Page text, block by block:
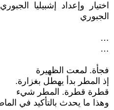
اختيار وإعداد إشبيليا
الجبوري
…
…
فجأة. لمعت الظهيرة
إذ المطر بدأ يهطل بغزارة.
قطرة قطرة. المطر شيء
وهذا ما يحدث بالتأكيد في